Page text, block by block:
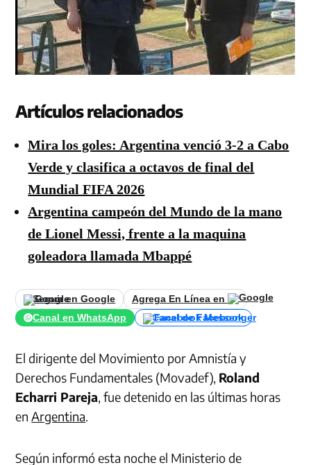
Artículos relacionados
Mira los goles: Argentina venció 3-2 a Cabo
Verde y clasifica a octavos de final del
Mundial FIFA 2026
Argentina campeón del Mundo de la mano
de Lionel Messi, frente a la maquina
goleadora llamada Mbappé
Seguir en Google
Agrega En Línea en
Canal en WhatsApp
Canal de Facebook
El dirigente del Movimiento por Amnistía y
Derechos Fundamentales (Movadef), Roland
Echarri Pareja, fue detenido en las últimas horas
enArgentina.
Según informó esta noche el Ministerio de